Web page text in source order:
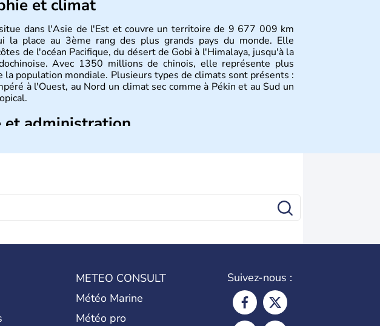
et climat
dans l'Asie de l'Est et couvre un territoire de 9 677 009 km
la place au 3ème rang des plus grands pays du monde. Elle
de l'océan Pacifique, du désert de Gobi à l'Himalaya, jusqu'à la
Avec 1350 millions de chinois, elle représente plus
la population mondiale. Plusieurs types de climats sont présents :
à l'Ouest, au Nord un climat sec comme à Pékin et au Sud un
et administration
gardistes, la Chine a été la première utilisatrice du papier, de
METEO CONSULT
Météo Marine
Météo pro
Suivez-nous :